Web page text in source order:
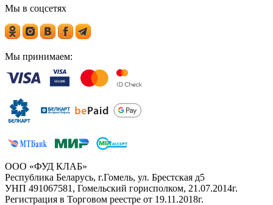
Мы в соцсетях
Мы принимаем:
ООО «ФУД КЛАБ»
Республика Беларусь, г.Гомель, ул. Брестская д5
УНП 491067581, Гомельский горисполком, 21.07.2014г.
Регистрация в Торговом реестре от 19.11.2018г.